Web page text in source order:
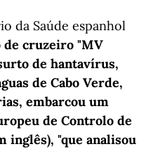
da Saúde espanhol
de cruzeiro "MV
de hantavírus,
de Cabo Verde,
embarcou um
de Controlo de
inglês), "que analisou